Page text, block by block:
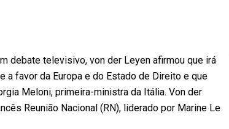
debate televisivo, von der Leyen afirmou que irá
a favor da Europa e do Estado de Direito e que
Meloni, primeira-ministra da Itália. Von der
Reunião Nacional (RN), liderado por Marine Le